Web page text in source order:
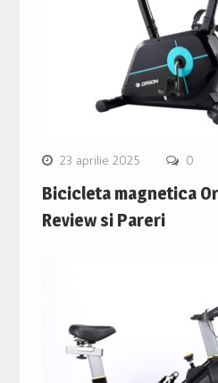
23 aprilie 2025 0
Bicicleta magnetica
Review si Pareri